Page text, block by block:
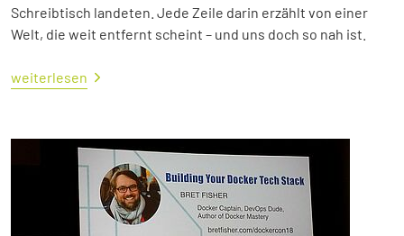
Schreibtisch landeten. Jede Zeile darin erzählt von einer
Welt, die weit entfernt scheint – und uns doch so nah ist.
weiterlesen